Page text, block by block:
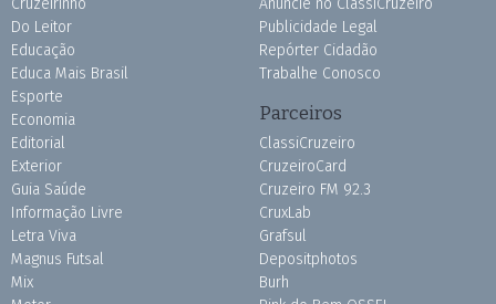
Do Leitor
Educação
Educa Mais Brasil
Esporte
Economia
Editorial
Exterior
Guia Saúde
Informação Livre
Letra Viva
Magnus Futsal
Mix
Publicidade Legal
Repórter Cidadão
Trabalhe Conosco
Parceiros
ClassiCruzeiro
CruzeiroCard
Cruzeiro FM 92.3
CruxLab
Grafsul
Depositphotos
Burh